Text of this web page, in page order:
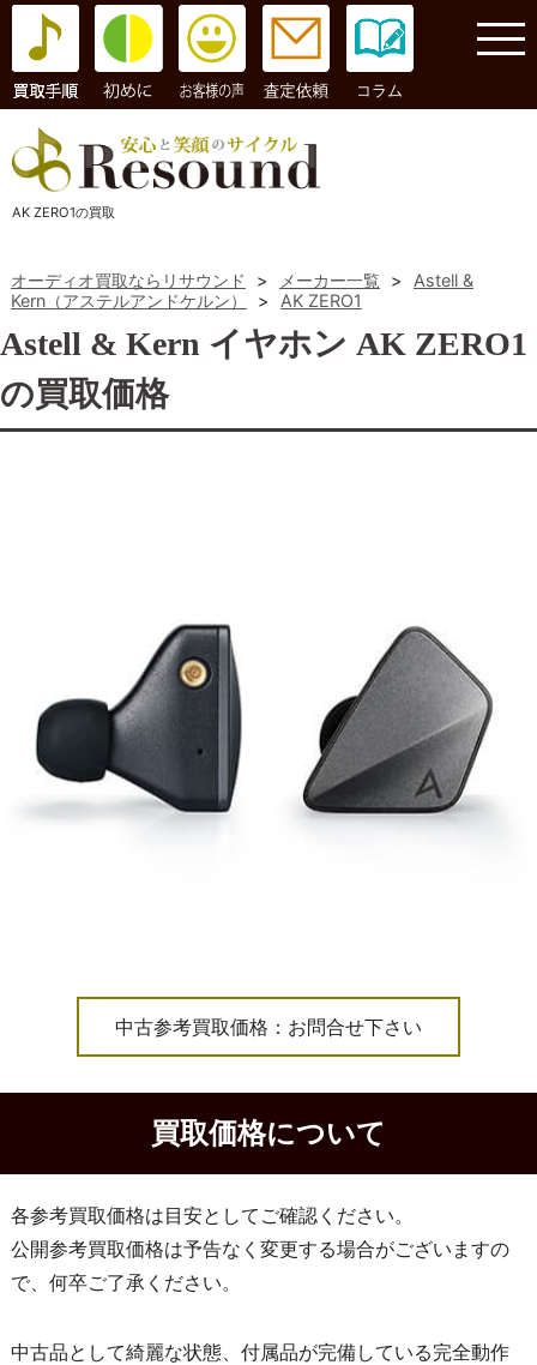
コラム
AK ZERO1の買取
オーディオ買取ならリサウンド > メーカー一覧 >
Astell &
Kern（アステルアンドケルン）
> AK ZERO1
Astell & Kern イヤホン AK ZERO1
の買取価格
中古参考買取価格：お問合せ下さい
買取価格について
各参考買取価格は目安としてご確認ください。
公開参考買取価格は予告なく変更する場合がございますの
で、何卒ご了承ください。
中古品として綺麗な状態、付属品が完備している完全動作